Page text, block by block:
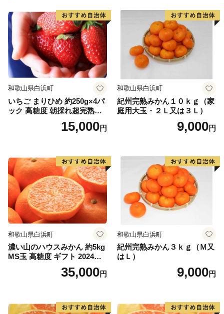
和歌山県白浜町
いちご まりひめ 約250g×4パ
ック 高糖度 朝採れ超完熟ま
りひめ 1月以降発送分
15,000円
和歌山県白浜町
紀州完熟みかん１０ｋｇ（家
庭用大玉・２Ｌ又は３Ｌ）
9,000円
和歌山県白浜町
濃い山のハウスみかん 約5kg
MS玉 高糖度 ギフト 2024年7
35,000円
和歌山県白浜町
紀州完熟みかん３ｋｇ（Ｍ又
はＬ）
9,000円